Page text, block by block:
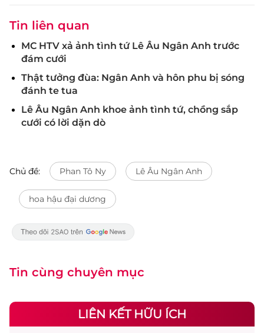
Tin liên quan
MC HTV xả ảnh tình tứ Lê Âu Ngân Anh trước
đám cưới
Thật tưởng đùa: Ngân Anh và hôn phu bị sóng
đánh te tua
Lê Âu Ngân Anh khoe ảnh tình tứ, chồng sắp
cưới có lời dặn dò
Chủ đề: Phan Tô Ny Lê Âu Ngân Anh
hoa hậu đại dương
Tin cùng chuyên mục
LIÊN KẾT HỮU ÍCH